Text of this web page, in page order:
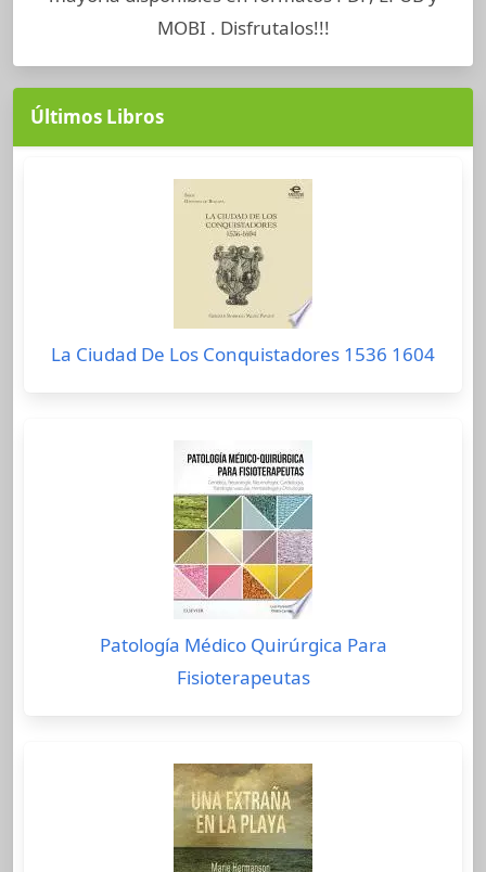
MOBI . Disfrutalos!!!
Últimos Libros
La Ciudad De Los Conquistadores 1536 1604
Patología Médico Quirúrgica Para
Fisioterapeutas